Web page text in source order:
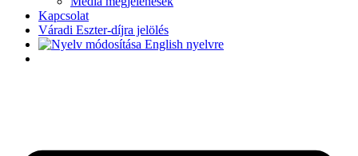
Kapcsolat
Váradi Eszter-díjra jelölés